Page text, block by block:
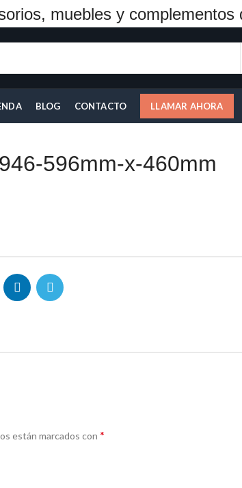
muebles y complementos
BLOG CONTACTO LLAMAR AHORA
596mm-x-460mm
están marcados con *